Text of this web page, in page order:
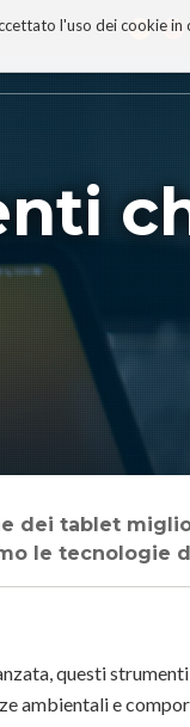
l'uso dei cookie in
le tecnologie
questi
ambientali e